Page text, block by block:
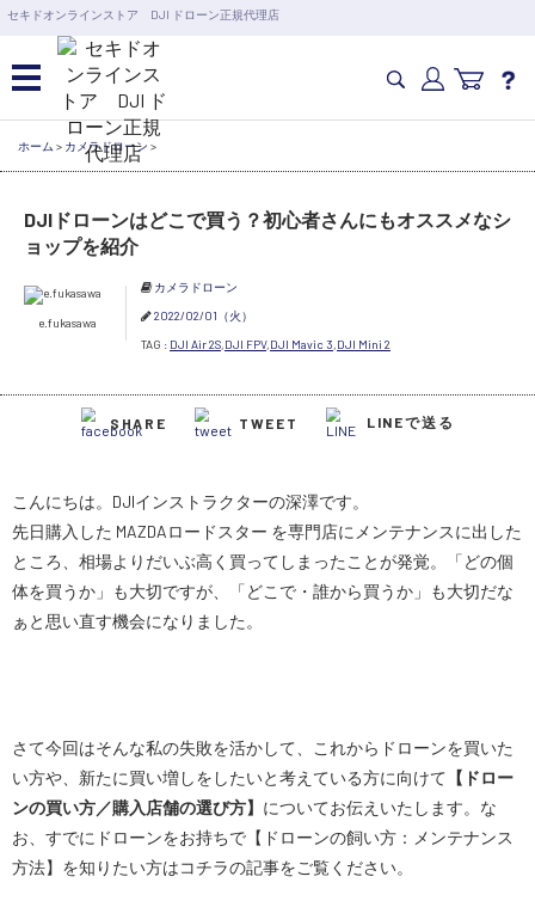
セキドオンラインストア DJI ドローン正規代理店
営業日の15時まで即日出荷
6,000円以上のご購入で送料無料！ポイント1%還元 >>
カメラドローン・生活家電
カテゴリ一覧を開く
カメラ・スタビライザー
業務用ドローン・業務関連製
水中ドローン(ROV)・水中スクーター
RC・ロボット部品
講習会･国家資格･WEBセミナー
サポート・Q&A / 法人・学生のお客様
取扱店舗一覧
SEKIDO
SEKIDO 会社概要
ホーム > カメラドローン >
DJIドローンはどこで買う？初心者さんにもオススメなシ
ョップを紹介
e.fukasawa
カメラドローン
2022/02/01（火）
TAG : DJI Air 2S,DJI FPV,DJI Mavic 3,DJI Mini 2
SHARE TWEET LINEで送る
こんにちは。DJIインストラクターの深澤です。
先日購入した MAZDAロードスター を専門店にメンテナンスに出した
ところ、相場よりだいぶ高く買ってしまったことが発覚。「どの個
体を買うか」も大切ですが、「どこで・誰から買うか」も大切だな
ぁと思い直す機会になりました。
さて今回はそんな私の失敗を活かして、これからドローンを買いた
い方や、新たに買い増しをしたいと考えている方に向けて 【ドロー
ンの買い方／購入店舗の選び方】 についてお伝えいたします。な
お、すでにドローンをお持ちで【ドローンの飼い方：メンテナンス
方法】を知りたい方はコチラの記事をご覧ください。